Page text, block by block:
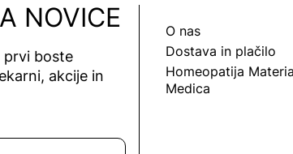
NOVICE
prvi boste
akcije in
O nas
Dostava in plačilo
Homeopatija Materia
Medica